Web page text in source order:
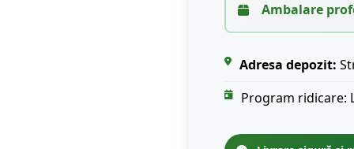
Ambalare
Adresa depozit:
Program ridicare: